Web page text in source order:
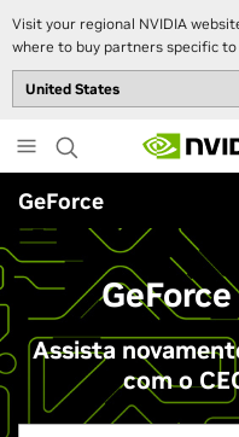
Visit your regional NVIDIA
where to buy partners specific
to
main
content
GeForce
Assista
com o